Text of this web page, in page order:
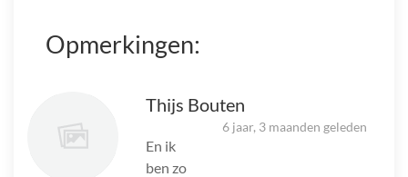
Opmerkingen:
Thijs Bouten
6 jaar, 3 maanden geleden
En ik
ben zo